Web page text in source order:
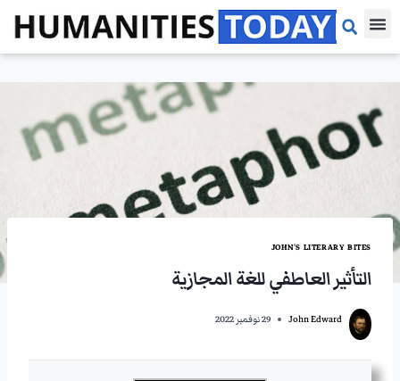
JOHN'S LITERARY BITES
التأثير العاطفي للغة المجازية
John Edward 29 نوفمبر 2022